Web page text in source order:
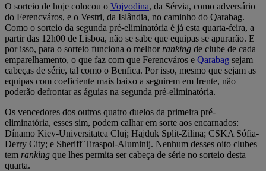
O sorteio de hoje colocou o Vojvodina, da Sérvia, como adversário
do Ferencváros, e o Vestri, da Islândia, no caminho do Qarabag.
Como o sorteio da segunda pré-eliminatória é já esta quarta-feira, a
partir das 12h00 de Lisboa, não se sabe que equipas se apurarão. E
por isso, para o sorteio funciona o melhor ranking de clube de cada
emparelhamento, o que faz com que Ferencváros e Qarabag sejam
cabeças de série, tal como o Benfica. Por isso, mesmo que sejam as
equipas com coeficiente mais baixo a seguirem em frente, não
poderão defrontar as águias na segunda pré-eliminatória.
Os vencedores dos outros quatro duelos da primeira pré-
eliminatória, esses sim, podem calhar em sorte aos encarnados:
Dínamo Kiev-Universitatea Cluj; Hajduk Split-Zilina; CSKA Sófia-
Derry City; e Sheriff Tiraspol-Aluminij. Nenhum desses oito clubes
tem ranking que lhes permita ser cabeça de série no sorteio desta
quarta.